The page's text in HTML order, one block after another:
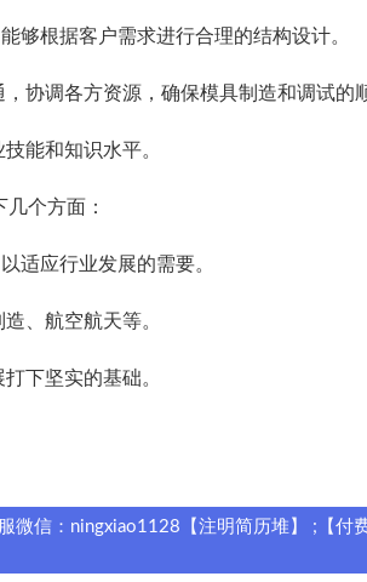
够根据客户需求进行合理的结构设计。
协调各方资源，确保模具制造和调试的
能和知识水平。
个方面：
适应行业发展的需要。
、航空航天等。
下坚实的基础。
微信：ningxiao1128【注明简历堆】 ;【付